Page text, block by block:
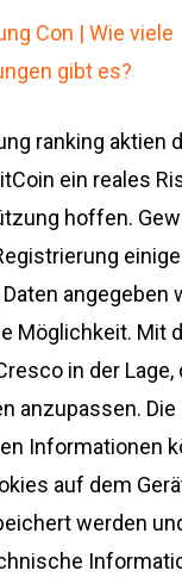
Con | Wie viele
gibt es?
ranking aktien
ein reales
hoffen.
einige
angegeben
Möglichkeit. Mit
in der Lage,
anzupassen. Die
Informationen
auf dem
werden